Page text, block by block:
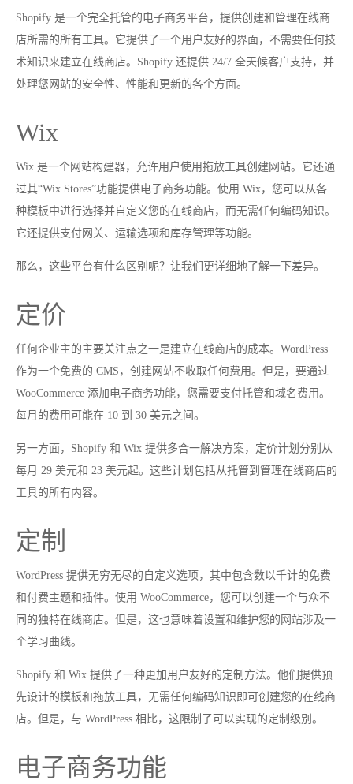
Shopify 是一个完全托管的电子商务平台，提供创建和管理在线商
店所需的所有工具。它提供了一个用户友好的界面，不需要任何技
术知识来建立在线商店。Shopify 还提供 24/7 全天候客户支持，并
处理您网站的安全性、性能和更新的各个方面。
Wix
Wix 是一个网站构建器，允许用户使用拖放工具创建网站。它还通
过其“Wix Stores”功能提供电子商务功能。使用 Wix，您可以从各
种模板中进行选择并自定义您的在线商店，而无需任何编码知识。
它还提供支付网关、运输选项和库存管理等功能。
那么，这些平台有什么区别呢？让我们更详细地了解一下差异。
定价
任何企业主的主要关注点之一是建立在线商店的成本。WordPress
作为一个免费的 CMS，创建网站不收取任何费用。但是，要通过
WooCommerce 添加电子商务功能，您需要支付托管和域名费用。
每月的费用可能在 10 到 30 美元之间。
另一方面，Shopify 和 Wix 提供多合一解决方案，定价计划分别从
每月 29 美元和 23 美元起。这些计划包括从托管到管理在线商店的
工具的所有内容。
定制
WordPress 提供无穷无尽的自定义选项，其中包含数以千计的免费
和付费主题和插件。使用 WooCommerce，您可以创建一个与众不
同的独特在线商店。但是，这也意味着设置和维护您的网站涉及一
个学习曲线。
Shopify 和 Wix 提供了一种更加用户友好的定制方法。他们提供预
先设计的模板和拖放工具，无需任何编码知识即可创建您的在线商
店。但是，与 WordPress 相比，这限制了可以实现的定制级别。
电子商务功能